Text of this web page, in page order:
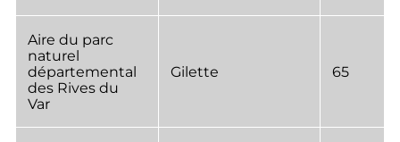
Aire du parc
naturel
départemental
des Rives du
Var
Gilette 65